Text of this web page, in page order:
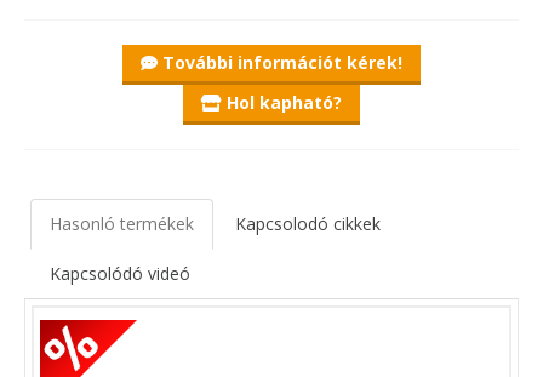
További információt kérek!
Hol kapható?
Hasonló termékek Kapcsolodó cikkek
Kapcsolódó videó